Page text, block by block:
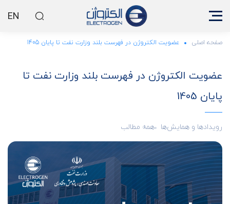
EN
صفحه اصلی عضویت الکتروژن در فهرست بلند وزارت نفت تا پایان 1405
عضویت الکتروژن در فهرست بلند وزارت نفت تا
پایان 1405
رویدادها و همایش‌ها همه مطالب